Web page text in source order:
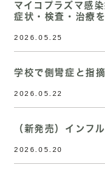
マイコプラズマ
症状・検査・治療
2026.05.25
学校で側彎症と指
2026.05.22
（新発売）インフ
2026.05.20